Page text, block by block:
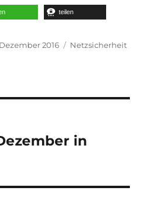
teilen
2016 Kategorien
Netzsicherheit
in